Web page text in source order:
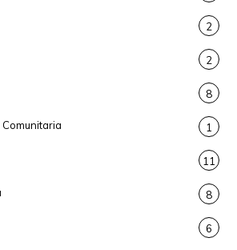
2
2
8
1
11
8
6